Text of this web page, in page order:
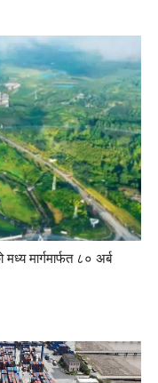
मार्गमार्फत ८० अर्ब